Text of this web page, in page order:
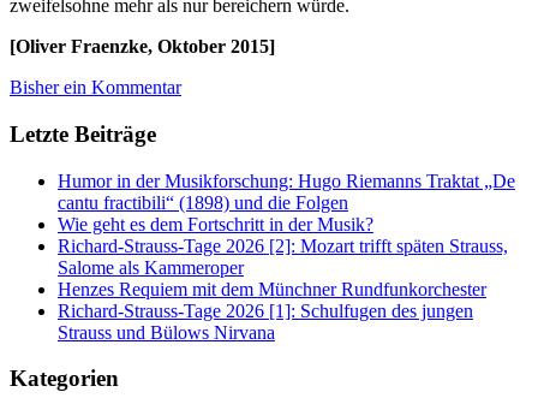
zweifelsohne mehr als nur bereichern würde.
[Oliver Fraenzke, Oktober 2015]
Bisher ein Kommentar
Letzte Beiträge
Humor in der Musikforschung: Hugo Riemanns Traktat „De
cantu fractibili“ (1898) und die Folgen
Wie geht es dem Fortschritt in der Musik?
Richard-Strauss-Tage 2026 [2]: Mozart trifft späten Strauss,
Salome als Kammeroper
Henzes Requiem mit dem Münchner Rundfunkorchester
Richard-Strauss-Tage 2026 [1]: Schulfugen des jungen
Strauss und Bülows Nirvana
Kategorien